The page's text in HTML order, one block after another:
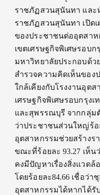
ราชภัฏสวนสุนันทา และ
ราชภัฏสวนสุนันทา เปิดเ
ของประชาชนต่ออุตสา
เขตเศรษฐกิจพิเศษรอบ
มหาวิทยาลัยประกอบด้ว
สำรวจความคิดเห็นของ
ใกล้เคียงกับโรงงานอุต
เศรษฐกิจพิเศษรอบกรุง
และสุพรรณบุรี จากกลุ่ม
ว่าประชาชนส่วนใหญ่ร้อ
อุตสาหกรรมช่วยสร้าง
ขณะที่ร้อยละ 93.27 เห็น
คงมีปัญหาเรื่องสิ่งแวดล้
โดยร้อยละ84.66 เชื่อว่
อุตสาหกรรมได้หากได้รั